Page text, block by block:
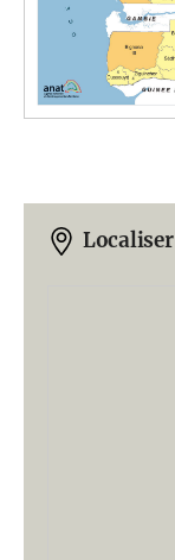
Localiser